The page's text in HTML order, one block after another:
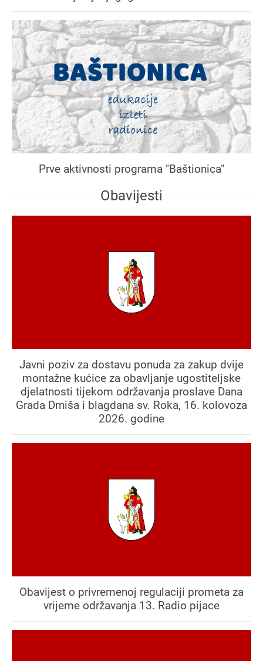
Prve aktivnosti programa "Baštionica"
Obavijesti
Javni poziv za dostavu ponuda za zakup dvije
montažne kućice za obavljanje ugostiteljske
djelatnosti tijekom održavanja proslave Dana
Grada Drniša i blagdana sv. Roka, 16. kolovoza
2026. godine
Obavijest o privremenoj regulaciji prometa za
vrijeme održavanja 13. Radio pijace